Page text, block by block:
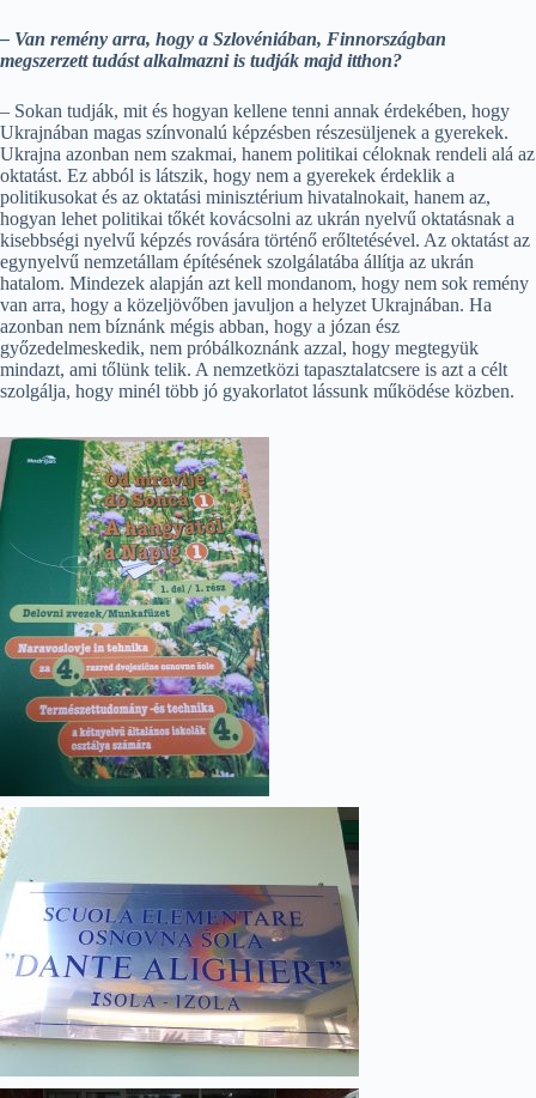
– Van remény arra, hogy a Szlovéniában, Finnországban
megszerzett tudást alkalmazni is tudják majd itthon?
– Sokan tudják, mit és hogyan kellene tenni annak érdekében, hogy
Ukrajnában magas színvonalú képzésben részesüljenek a gyerekek.
Ukrajna azonban nem szakmai, hanem politikai céloknak rendeli alá az
oktatást. Ez abból is látszik, hogy nem a gyerekek érdeklik a
politikusokat és az oktatási minisztérium hivatalnokait, hanem az,
hogyan lehet politikai tőkét kovácsolni az ukrán nyelvű oktatásnak a
kisebbségi nyelvű képzés rovására történő erőltetésével. Az oktatást az
egynyelvű nemzetállam építésének szolgálatába állítja az ukrán
hatalom. Mindezek alapján azt kell mondanom, hogy nem sok remény
van arra, hogy a közeljövőben javuljon a helyzet Ukrajnában. Ha
azonban nem bíznánk mégis abban, hogy a józan ész
győzedelmeskedik, nem próbálkoznánk azzal, hogy megtegyük
mindazt, ami tőlünk telik. A nemzetközi tapasztalatcsere is azt a célt
szolgálja, hogy minél több jó gyakorlatot lássunk működése közben.